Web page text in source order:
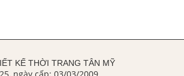
KẾ THỜI TRANG TÂN MỸ